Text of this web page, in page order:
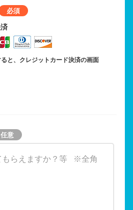
と、クレジットカード決済の画面